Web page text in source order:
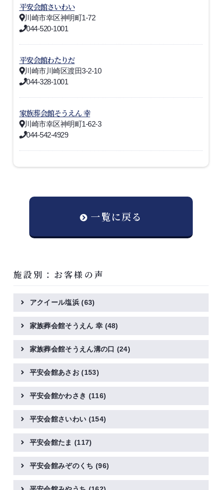
平安会館さいわい
川崎市幸区神明町1-72
044-520-1001
平安会館わたりだ
川崎市川崎区渡田3-2-10
044-328-1001
家族葬会館そうえん 幸
川崎市幸区神明町1-62-3
044-542-4929
一覧に戻る
施設別：お客様の声
アクイール塩浜(63)
家族葬会館そうえん 幸 (48)
家族葬会館そうえん溝の口 (24)
平安会館あさお(153)
平安会館かわさき (116)
平安会館さいわい (154)
平安会館たま(117)
平安会館みぞのくち (96)